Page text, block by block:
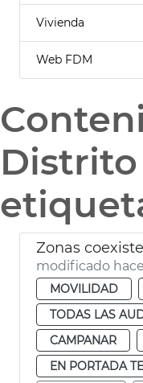
Vivienda
Web FDM
Distrito
modificado
MOVILIDAD
TODAS LAS
CAMPANAR
EN PORTADA